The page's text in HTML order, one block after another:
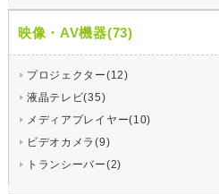
映像・AV機器(73)
プロジェクター(12)
液晶テレビ(35)
メディアプレイヤー(10)
ビデオカメラ(9)
トランシーバー(2)